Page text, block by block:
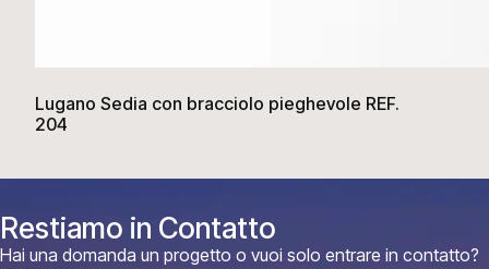
Lugano Sedia con bracciolo pieghevole REF.
204
Restiamo in Contatto
Hai una domanda un progetto o vuoi solo entrare in contatto?